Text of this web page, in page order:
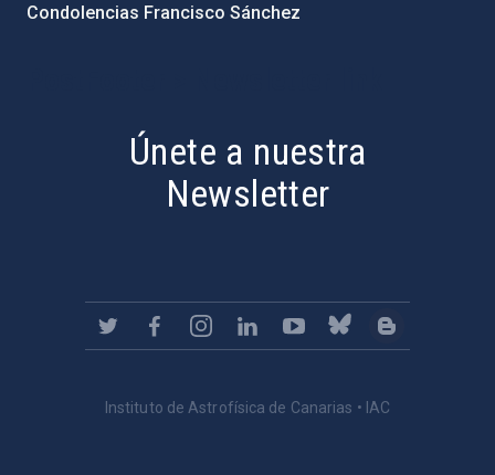
Condolencias Francisco Sánchez
Únete a nuestra
Newsletter
Instituto de Astrofísica de Canarias • IAC